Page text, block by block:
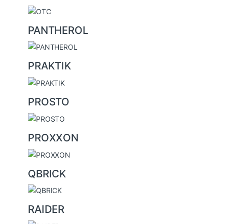
PANTHEROL
PRAKTIK
PROSTO
PROXXON
QBRICK
RAIDER